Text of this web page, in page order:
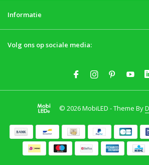
Informatie
Volg ons op sociale media:
© 2026 MobiLED - Theme By